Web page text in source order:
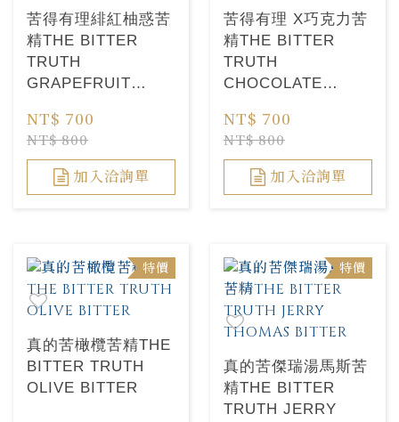
苦得有理緋紅柚惑苦
精THE BITTER
TRUTH
GRAPEFRUIT
NT$ 700
NT$ 800
加入洽詢單
苦得有理 X巧克力苦
精THE BITTER
TRUTH
CHOCOLATE
NT$ 700
NT$ 800
加入洽詢單
特價
真的苦橄欖苦精THE
BITTER TRUTH
OLIVE BITTER
特價
真的苦傑瑞湯馬斯苦
精THE BITTER
TRUTH JERRY